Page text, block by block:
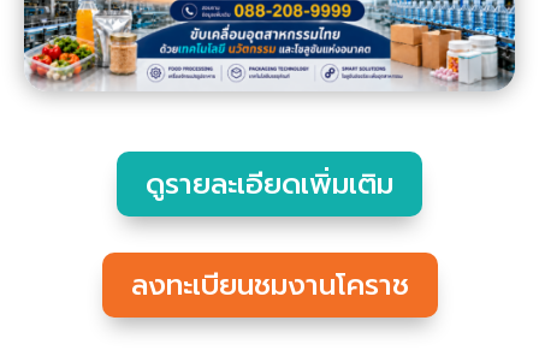
ดูรายละเอียดเพิ่มเติม
ลงทะเบียนชมงานโคราช